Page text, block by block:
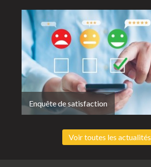
Enquête de satisfaction
Voir toutes les actualités